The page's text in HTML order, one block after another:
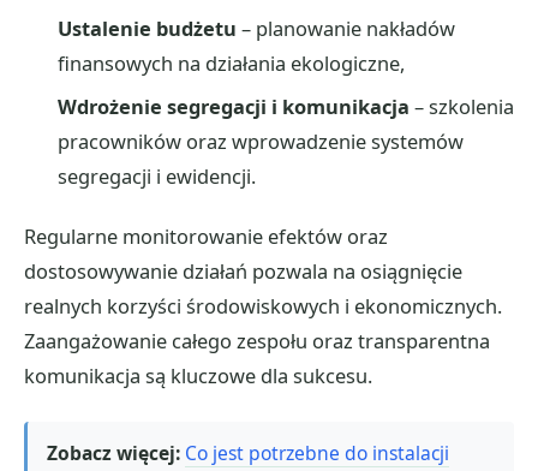
Ustalenie budżetu – planowanie nakładów
finansowych na działania ekologiczne,
Wdrożenie segregacji i komunikacja – szkolenia
pracowników oraz wprowadzenie systemów
segregacji i ewidencji.
Regularne monitorowanie efektów oraz
dostosowywanie działań pozwala na osiągnięcie
realnych korzyści środowiskowych i ekonomicznych.
Zaangażowanie całego zespołu oraz transparentna
komunikacja są kluczowe dla sukcesu.
Zobacz więcej: Co jest potrzebne do instalacji